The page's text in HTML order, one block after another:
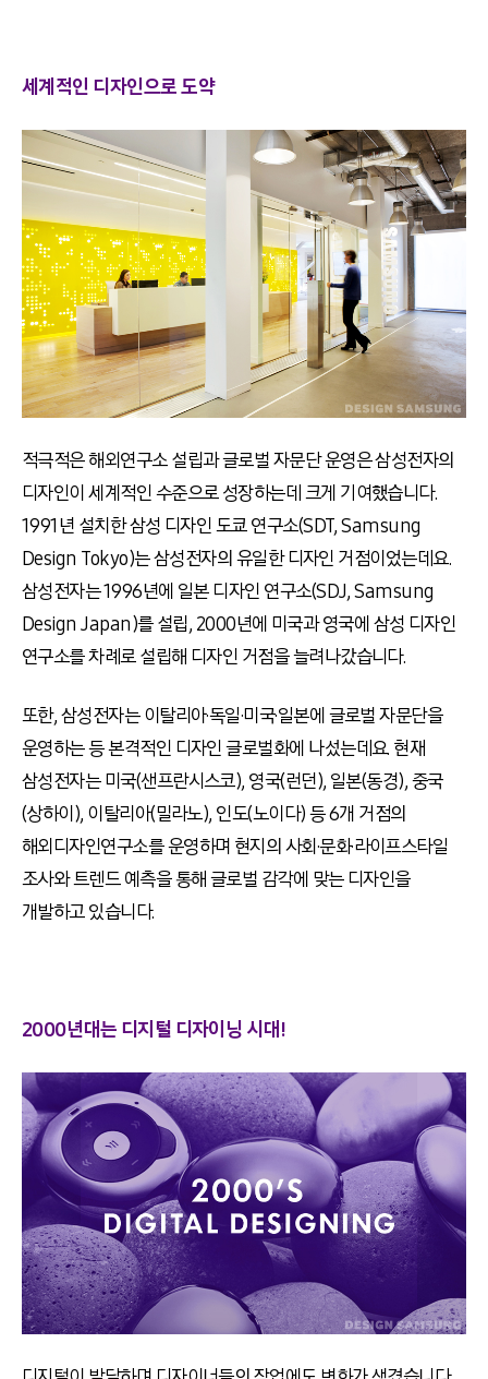
세계적인 디자인으로 도약
적극적은 해외연구소 설립과 글로벌 자문단 운영은 삼성전자의
디자인이 세계적인 수준으로 성장하는데 크게 기여했습니다.
1991년 설치한 삼성 디자인 도쿄 연구소(SDT, Samsung
Design Tokyo)는 삼성전자의 유일한 디자인 거점이었는데요.
삼성전자는 1996년에 일본 디자인 연구소(SDJ, Samsung
Design Japan)를 설립, 2000년에 미국과 영국에 삼성 디자인
연구소를 차례로 설립해 디자인 거점을 늘려나갔습니다.
또한, 삼성전자는 이탈리아·독일·미국·일본에 글로벌 자문단을
운영하는 등 본격적인 디자인 글로벌화에 나섰는데요. 현재
삼성전자는 미국(샌프란시스코), 영국(런던), 일본(동경), 중국
(상하이), 이탈리아(밀라노), 인도(노이다) 등 6개 거점의
해외디자인연구소를 운영하며 현지의 사회·문화·라이프스타일
조사와 트렌드 예측을 통해 글로벌 감각에 맞는 디자인을
개발하고 있습니다.
2000년대는 디지털 디자이닝 시대!